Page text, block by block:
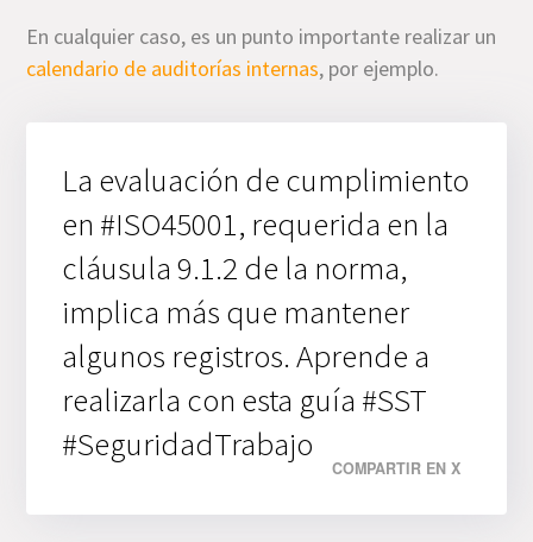
En cualquier caso, es un punto importante realizar un
calendario de auditorías internas, por ejemplo.
La evaluación de cumplimiento
en #ISO45001, requerida en la
cláusula 9.1.2 de la norma,
implica más que mantener
algunos registros. Aprende a
realizarla con esta guía #SST
#SeguridadTrabajo
COMPARTIR EN X